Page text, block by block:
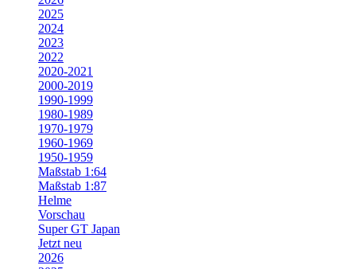
2025
2024
2023
2022
2020-2021
2000-2019
1990-1999
1980-1989
1970-1979
1960-1969
1950-1959
Maßstab 1:64
Maßstab 1:87
Helme
Vorschau
Super GT Japan
Jetzt neu
2026